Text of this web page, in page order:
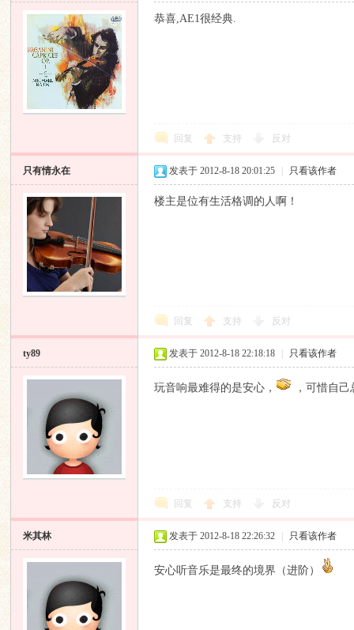
恭喜,AE1很经典.
回复 支持 反对
只有情永在 发表于 2012-8-18 20:01:25 只看该作者
楼主是位有生活格调的人啊！
回复 支持 反对
ty89 发表于 2012-8-18 22:18:18 只看该作者
玩音响最难得的是安心， ，可惜自
回复 支持 反对
米其林 发表于 2012-8-18 22:26:32 只看该作者
安心听音乐是最终的境界（进阶）